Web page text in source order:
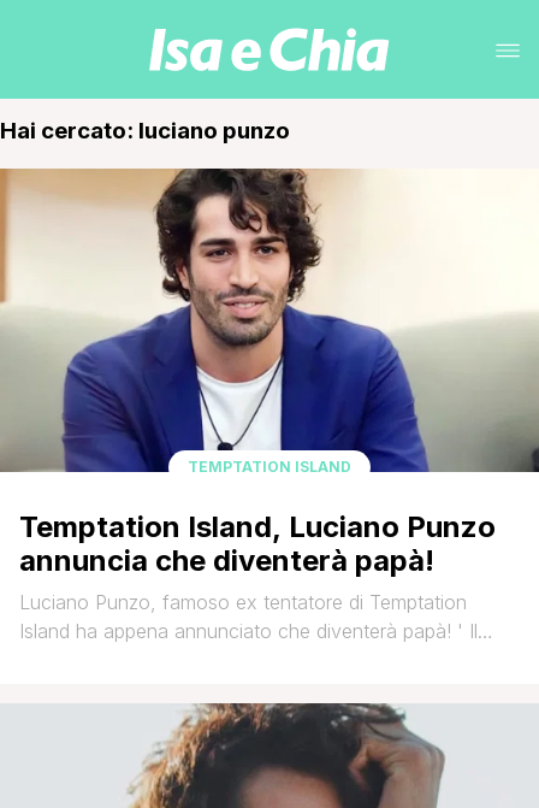
Hai cercato: luciano punzo
TEMPTATION ISLAND
Temptation Island, Luciano Punzo
annuncia che diventerà papà!
Luciano Punzo, famoso ex tentatore di Temptation
Island ha appena annunciato che diventerà papà! ' Il
Gennaro Lillio, partenopeo e modello come lui, nonché
ex concorrente del Grande Fratello. Insieme formarono
la coppia ribattezzata “Guaglioni”, ma uscirono [']